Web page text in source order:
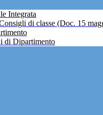
Integrata
di classe (Doc. 15
di Dipartimento